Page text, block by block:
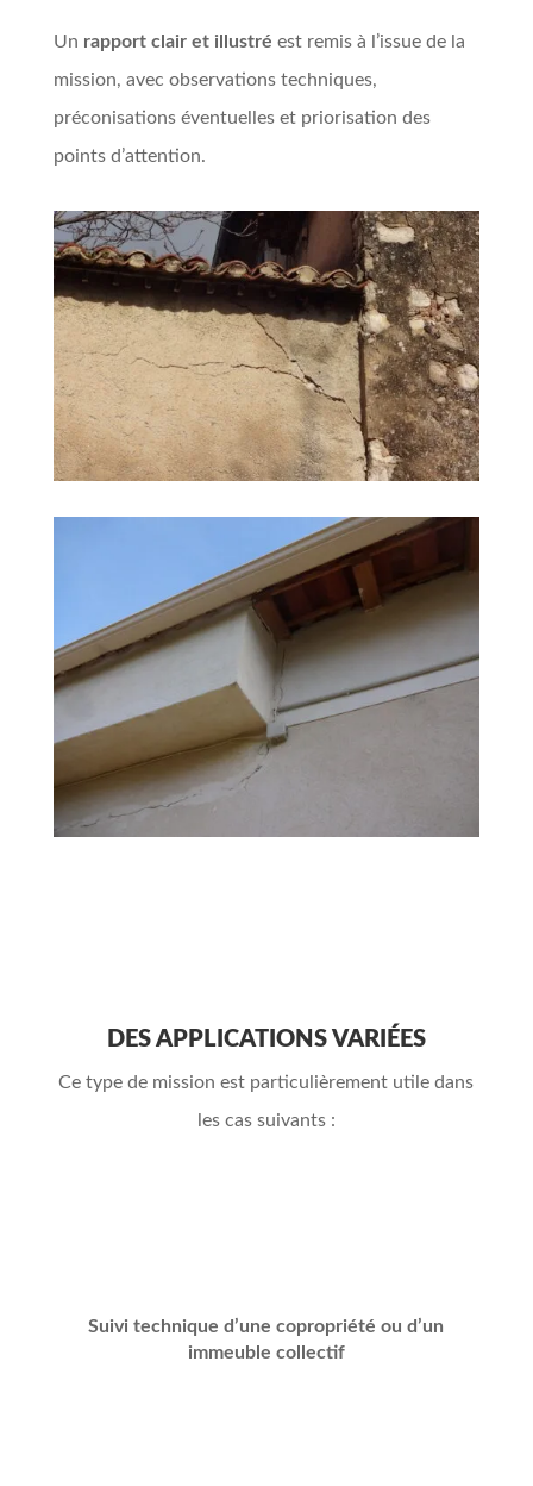
Un rapport clair et illustré est remis à l’issue de la
mission, avec observations techniques,
préconisations éventuelles et priorisation des
points d’attention.
DES APPLICATIONS VARIÉES
Ce type de mission est particulièrement utile dans
les cas suivants :
Suivi technique d’une copropriété ou d’un
immeuble collectif